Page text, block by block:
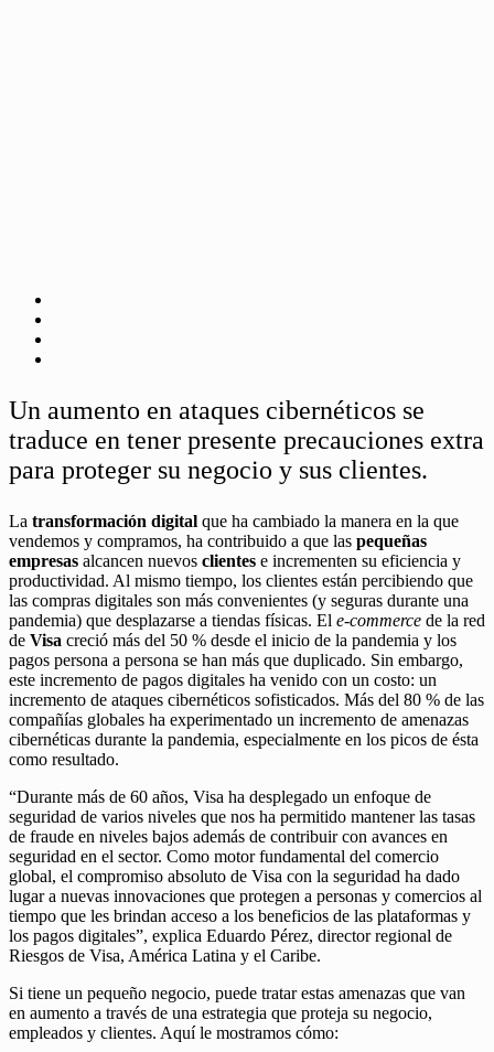
Un aumento en ataques cibernéticos se
traduce en tener presente precauciones extra
para proteger su negocio y sus clientes.
La transformación digital que ha cambiado la manera en la que
vendemos y compramos, ha contribuido a que las pequeñas
empresas alcancen nuevos clientes e incrementen su eficiencia y
productividad. Al mismo tiempo, los clientes están percibiendo que
las compras digitales son más convenientes (y seguras durante una
pandemia) que desplazarse a tiendas físicas. El e-commerce de la red
de Visa creció más del 50 % desde el inicio de la pandemia y los
pagos persona a persona se han más que duplicado. Sin embargo,
este incremento de pagos digitales ha venido con un costo: un
incremento de ataques cibernéticos sofisticados. Más del 80 % de las
compañías globales ha experimentado un incremento de amenazas
cibernéticas durante la pandemia, especialmente en los picos de ésta
como resultado.
“Durante más de 60 años, Visa ha desplegado un enfoque de
seguridad de varios niveles que nos ha permitido mantener las tasas
de fraude en niveles bajos además de contribuir con avances en
seguridad en el sector. Como motor fundamental del comercio
global, el compromiso absoluto de Visa con la seguridad ha dado
lugar a nuevas innovaciones que protegen a personas y comercios al
tiempo que les brindan acceso a los beneficios de las plataformas y
los pagos digitales”, explica Eduardo Pérez, director regional de
Riesgos de Visa, América Latina y el Caribe.
Si tiene un pequeño negocio, puede tratar estas amenazas que van
en aumento a través de una estrategia que proteja su negocio,
empleados y clientes. Aquí le mostramos cómo: